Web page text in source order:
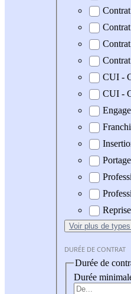
CUI -
CUI -
Voir plus de
DURÉE DE CONTRAT
Durée de
Durée